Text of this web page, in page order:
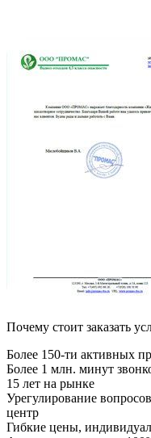
Почему стоит заказать
Более 150-ти активных
Более 1 млн. минут
15 лет на рынке
Урегулирование
центр
Гибкие цены,